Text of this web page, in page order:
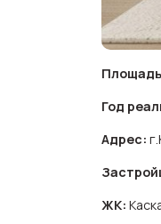
Год
Адрес:
ЖК: